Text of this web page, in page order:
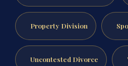
Property Division
Uncontested Divorce